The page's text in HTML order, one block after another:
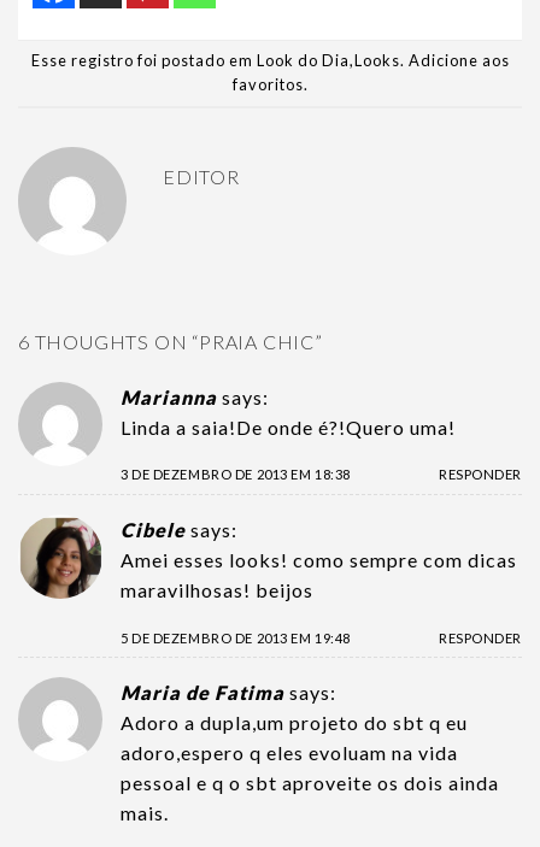
Esse registro foi postado em Look do Dia,Looks. Adicione aos
favoritos.
EDITOR
6 THOUGHTS ON “PRAIA CHIC”
Marianna says:
Linda a saia!De onde é?!Quero uma!
3 DE DEZEMBRO DE 2013 EM 18:38 RESPONDER
Cibele says:
Amei esses looks! como sempre com dicas
maravilhosas! beijos
5 DE DEZEMBRO DE 2013 EM 19:48 RESPONDER
Maria de Fatima says:
Adoro a dupla,um projeto do sbt q eu
adoro,espero q eles evoluam na vida
pessoal e q o sbt aproveite os dois ainda
mais.